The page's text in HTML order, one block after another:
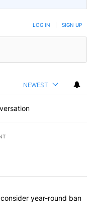
LOG IN SIGN UP
NEWEST
articles in the last
Council to consider
year-round ban